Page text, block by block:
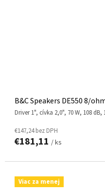
B&C Speakers DE550 8/
driver 1", cívka 2,0", 70 W, 108
€147,24 bez DPH
€181,11 / ks
Viac za menej